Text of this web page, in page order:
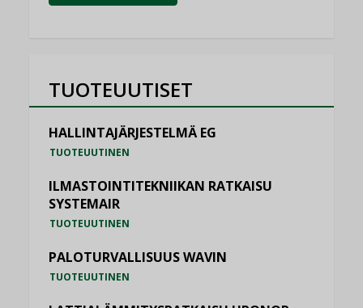
TUOTEUUTISET
HALLINTAJÄRJESTELMÄ EG
TUOTEUUTINEN
ILMASTOINTITEKNIIKAN RATKAISU
SYSTEMAIR
TUOTEUUTINEN
PALOTURVALLISUUS WAVIN
TUOTEUUTINEN